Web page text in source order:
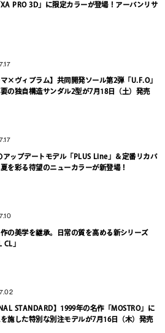
PRO 3D」に限定カラーが登場！アーバンリサ
マ×ヴィブラム】共同開発ソール第2弾「U.F.O」
の独自構造サンダル2型が7月18日（土）発売
アップデートモデル「PLUS Line」＆定番リカバ
を彩る待望のニューカラーが新登場！
作の美学を継承。日常の質を高める新シリーズ
CL」
STANDARD】1999年の名作「MOSTRO」に
施した特別な別注モデルが7月16日（木）発売